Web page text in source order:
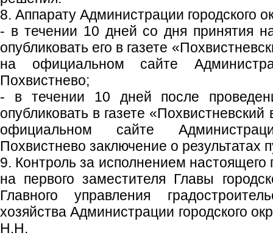
8. Аппарату Администрации городского
- в течении 10 дней со дня принятия
опубликовать его в газете
на официальном сайте
Похвистнево;
- в течении 10 дней после
опубликовать в газете
официальном сайте
Похвистнево заключение о результатах
9. Контроль за исполнением настоящего
на первого заместителя Главы
Главного управления
хозяйства Администрации городского
Н.Н.